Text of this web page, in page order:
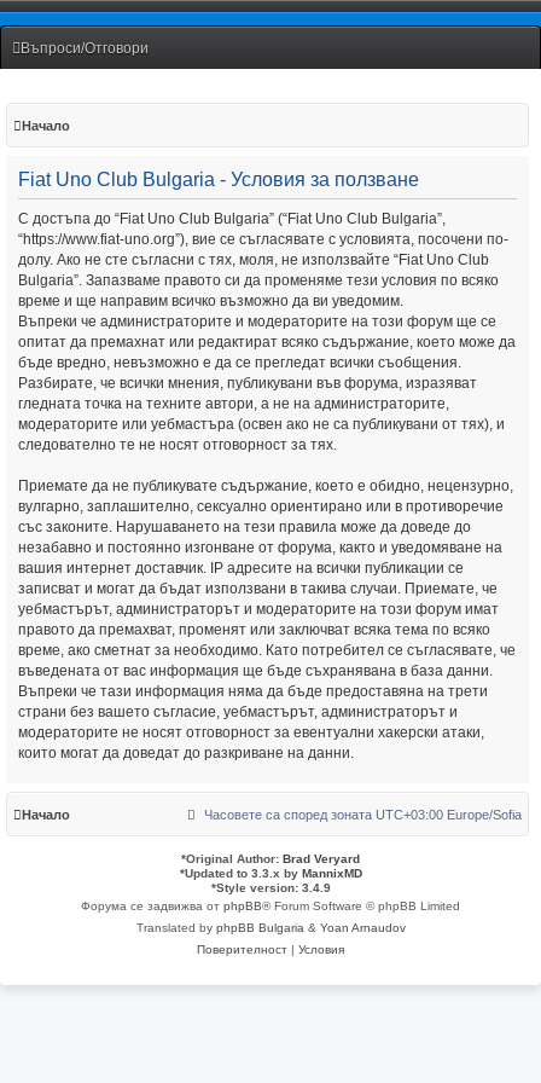
Fiat Uno Club Bulgaria
Въпроси/Отговори
Начало
Fiat Uno Club Bulgaria - Условия за ползване
С достъпа до “Fiat Uno Club Bulgaria” (“Fiat Uno Club Bulgaria”,
“https://www.fiat-uno.org”), вие се съгласявате с условията, посочени по-
долу. Ако не сте съгласни с тях, моля, не използвайте “Fiat Uno Club
Bulgaria”. Запазваме правото си да променяме тези условия по всяко
време и ще направим всичко възможно да ви уведомим.
Въпреки че администраторите и модераторите на този форум ще се
опитат да премахнат или редактират всяко съдържание, което може да
бъде вредно, невъзможно е да се прегледат всички съобщения.
Разбирате, че всички мнения, публикувани във форума, изразяват
гледната точка на техните автори, а не на администраторите,
модераторите или уебмастъра (освен ако не са публикувани от тях), и
следователно те не носят отговорност за тях.
Приемате да не публикувате съдържание, което е обидно, нецензурно,
вулгарно, заплашително, сексуално ориентирано или в противоречие
със законите. Нарушаването на тези правила може да доведе до
незабавно и постоянно изгонване от форума, както и уведомяване на
вашия интернет доставчик. IP адресите на всички публикации се
записват и могат да бъдат използвани в такива случаи. Приемате, че
уебмастърът, администраторът и модераторите на този форум имат
правото да премахват, променят или заключват всяка тема по всяко
време, ако сметнат за необходимо. Като потребител се съгласявате, че
въведената от вас информация ще бъде съхранявана в база данни.
Въпреки че тази информация няма да бъде предоставяна на трети
страни без вашето съгласие, уебмастърът, администраторът и
модераторите не носят отговорност за евентуални хакерски атаки,
които могат да доведат до разкриване на данни.
Начало Часовете са според зоната UTC+03:00 Europe/Sofia
*Original Author: Brad Veryard
*Updated to 3.3.x by MannixMD
*Style version: 3.4.9
Форума се задвижва от phpBB® Forum Software © phpBB Limited
Translated by phpBB Bulgaria & Yoan Arnaudov
Поверителност | Условия